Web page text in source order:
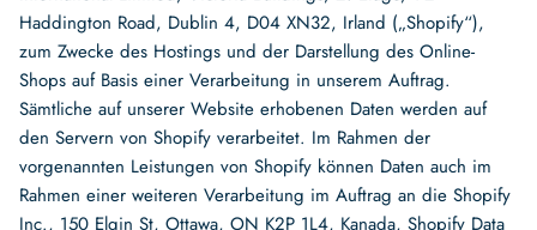
Haddington Road, Dublin 4, D04 XN32, Irland („Shopify“),
zum Zwecke des Hostings und der Darstellung des Online-
Shops auf Basis einer Verarbeitung in unserem Auftrag.
Sämtliche auf unserer Website erhobenen Daten werden auf
den Servern von Shopify verarbeitet. Im Rahmen der
vorgenannten Leistungen von Shopify können Daten auch im
Rahmen einer weiteren Verarbeitung im Auftrag an die Shopify
Inc., 150 Elgin St, Ottawa, ON K2P 1L4, Kanada, Shopify Data